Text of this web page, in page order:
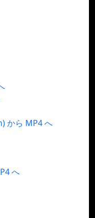
から MP4 へ
へ